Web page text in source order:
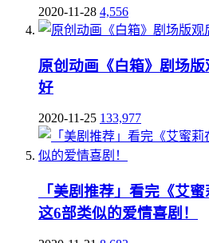
2020-11-28 4,556
原创动画《白箱》剧场
好
2020-11-25 133,977
「美剧推荐」看完《艾
这6部类似的爱情喜剧！